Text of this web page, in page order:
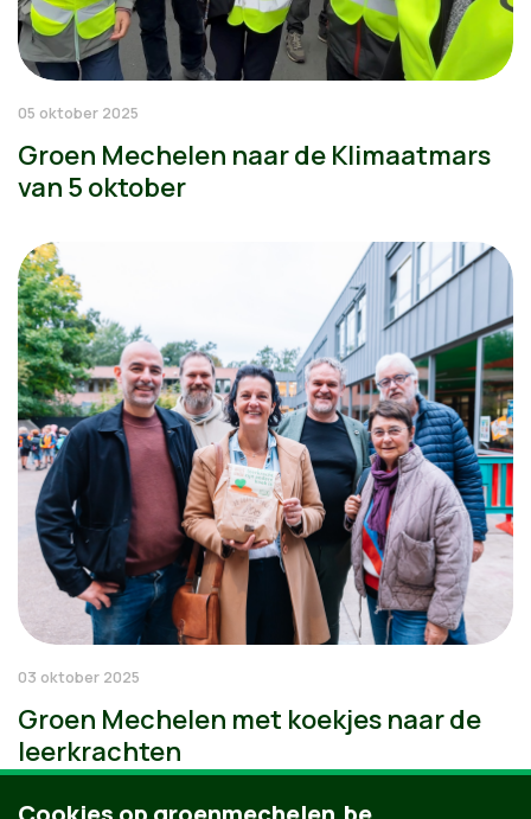
05 oktober 2025
Groen Mechelen naar de Klimaatmars
van 5 oktober
03 oktober 2025
Groen Mechelen met koekjes naar de
leerkrachten